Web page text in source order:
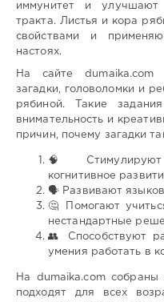
иммунитет и улучшают
тракта. Листья и кора
свойствами и
настоях.
На сайте dumaika.com
загадки, головоломки и
рябиной. Такие
внимательность и
причин, почему загадки
🧠 Стимулируют
когнитивное
🗣️ Развивают
🤔 Помогают
нестандартные
👥 Способствуют
умения работать в
На dumaika.com
подходят для всех